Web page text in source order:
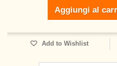
Aggiungi al
Add to Wishlist